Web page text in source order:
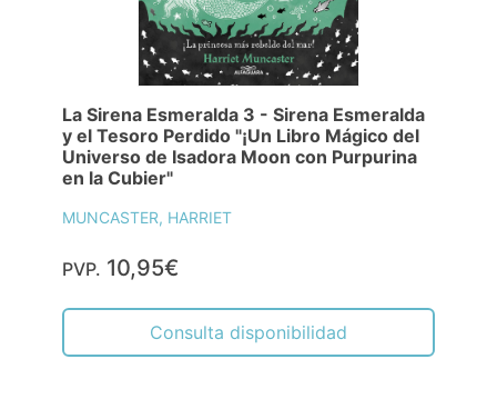
La Sirena Esmeralda 3 - Sirena Esmeralda
y el Tesoro Perdido "¡Un Libro Mágico del
Universo de Isadora Moon con Purpurina
en la Cubier"
MUNCASTER, HARRIET
PVP. 10,95€
Consulta disponibilidad